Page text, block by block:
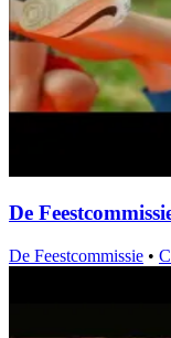
De
De Feestcommissie •